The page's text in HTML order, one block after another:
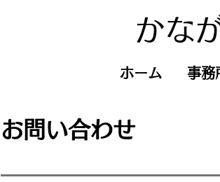
かな
ホーム 事務
お問い合わせ